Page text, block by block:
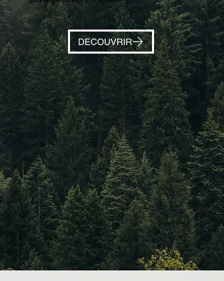
DECOUVRIR